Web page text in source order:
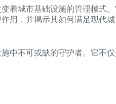
着城市基础设施的管理模
用，并揭示其如何满足现
中不可或缺的守护者。它